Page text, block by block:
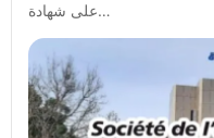
على شهادة…